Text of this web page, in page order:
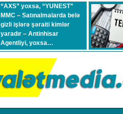
“AXS” yoxsa, “YUNEST”
MMC – Satınalmalarda belə
gizli işlərə şəraiti kimlər
yaradır – Antinhisar
Agentliyi, yoxsa…